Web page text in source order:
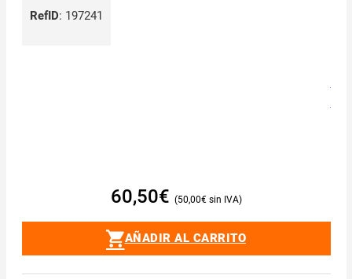
RefID: 197241
60,50€ 50,00€
AÑADIR AL CARRITO